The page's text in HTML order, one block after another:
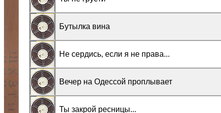
Бутылка вина
Не сердись, если я не права...
Вечер на Одессой проплывает
Ты закрой ресницы...